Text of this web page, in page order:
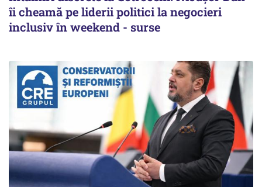
îi cheamă pe liderii politici la negocieri
inclusiv în weekend - surse